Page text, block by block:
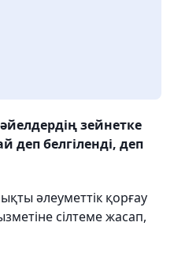
зейнетке
деп белгіленді, деп
әлеуметтік қорғау
сілтеме жасап,